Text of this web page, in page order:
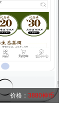
价格： 3880神币